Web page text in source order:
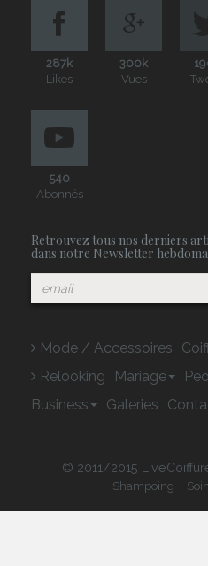
287k
Likes
300k
Vues
540
Abonnés
Retrouvez tous nos derniers
dans notre Newsletter
Mode / Accessoires
Relooking
Mariage
Business
Galeries
© 2011/2015
Shampoing -